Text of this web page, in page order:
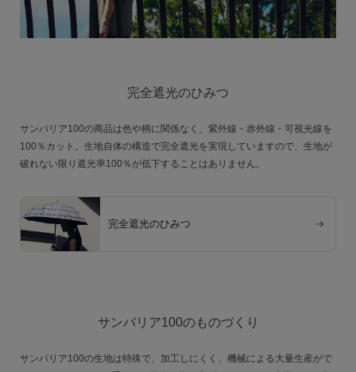
完全遮光のひみつ
サンバリア100の商品は色や柄に関係なく、紫外線・赤外線・可視光線を
100％カット。生地自体の構造で完全遮光を実現していますので、生地が
破れない限り遮光率100％が低下することはありません。
完全遮光のひみつ
サンバリア100のものづくり
サンバリア100の生地は特殊で、加工しにくく、機械による大量生産がで